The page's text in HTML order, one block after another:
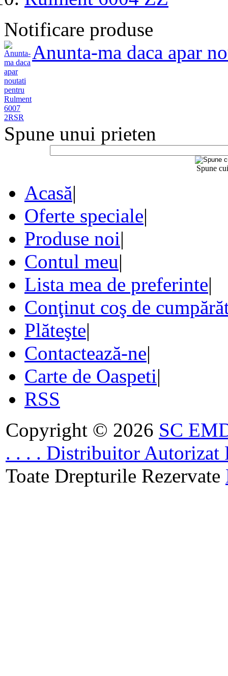
Notificare produse
Anunta-ma daca apar
Spune unui prieten
Spune
Acasă|
Oferte speciale|
Produse noi|
Contul meu|
Lista mea de preferinte|
Conţinut coş de
Plăteşte|
Contactează-ne|
Carte de Oaspeti|
RSS
Copyright © 2026 SC
. . . . Distribuitor Autorizat
Toate Drepturile Rezervate